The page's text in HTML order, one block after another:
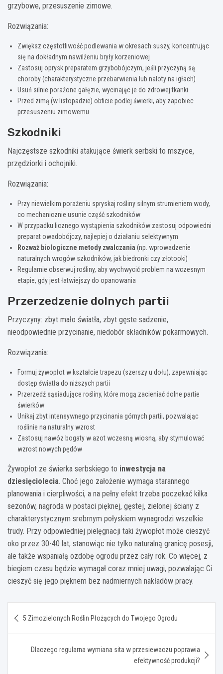
grzybowe, przesuszenie zimowe.
Rozwiązania:
Zwiększ częstotliwość podlewania w okresach suszy, koncentrując
się na dokładnym nawilżeniu bryły korzeniowej
Zastosuj oprysk preparatem grzybobójczym, jeśli przyczyną są
choroby (charakterystyczne przebarwienia lub naloty na igłach)
Usuń silnie porażone gałęzie, wycinając je do zdrowej tkanki
Przed zimą (w listopadzie) obficie podlej świerki, aby zapobiec
przesuszeniu zimowemu
Szkodniki
Najczęstsze szkodniki atakujące świerk serbski to mszyce,
przędziorki i ochojniki.
Rozwiązania:
Przy niewielkim porażeniu spryskaj rośliny silnym strumieniem wody,
co mechanicznie usunie część szkodników
W przypadku licznego wystąpienia szkodników zastosuj odpowiedni
preparat owadobójczy, najlepiej o działaniu selektywnym
Rozważ biologiczne metody zwalczania (np. wprowadzenie
naturalnych wrogów szkodników, jak biedronki czy złotooki)
Regularnie obserwuj rośliny, aby wychwycić problem na wczesnym
etapie, gdy jest łatwiejszy do opanowania
Przerzedzenie dolnych partii
Przyczyny: zbyt mało światła, zbyt gęste sadzenie,
nieodpowiednie przycinanie, niedobór składników pokarmowych.
Rozwiązania:
Formuj żywopłot w kształcie trapezu (szerszy u dołu), zapewniając
dostęp światła do niższych partii
Przerzedź sąsiadujące rośliny, które mogą zacieniać dolne partie
świerków
Unikaj zbyt intensywnego przycinania górnych partii, pozwalając
roślinie na naturalny wzrost
Zastosuj nawóz bogaty w azot wczesną wiosną, aby stymulować
wzrost nowych pędów
Żywopłot ze świerka serbskiego to inwestycja na
dziesięciolecia. Choć jego założenie wymaga starannego
planowania i cierpliwości, a na pełny efekt trzeba poczekać kilka
sezonów, nagroda w postaci pięknej, gęstej, zielonej ściany z
charakterystycznym srebrnym połyskiem wynagrodzi wszelkie
trudy. Przy odpowiedniej pielęgnacji taki żywopłot może cieszyć
oko przez 30-40 lat, stanowiąc nie tylko naturalną granicę posesji,
ale także wspaniałą ozdobę ogrodu przez cały rok. Co więcej, z
biegiem czasu będzie wymagał coraz mniej uwagi, pozwalając Ci
cieszyć się jego pięknem bez nadmiernych nakładów pracy.
wpisu
5 Zimozielonych Roślin Płożących do Twojego Ogrodu
Dlaczego regularna wymiana sita w przesiewaczu poprawia
efektywność produkcji?